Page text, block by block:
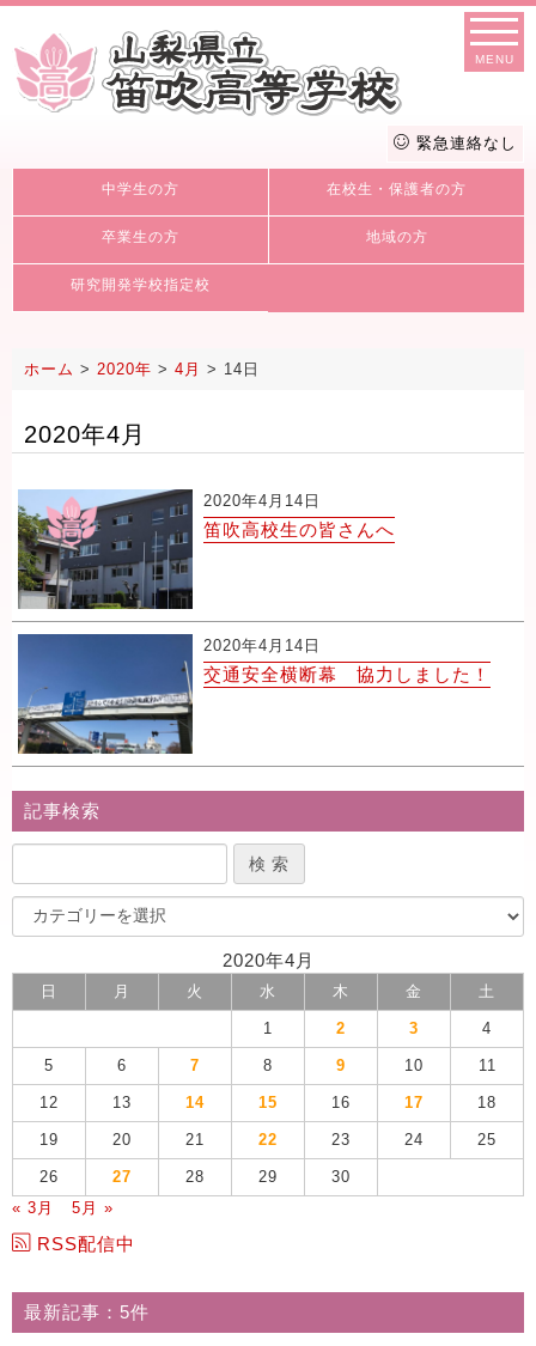
MENU
緊急連絡なし
中学生の方 在校生・保護者の方
卒業生の方 地域の方
研究開発学校指定校
ホーム > 2020年 > 4月 > 14日
2020年4月
2020年4月14日
笛吹高校生の皆さんへ
2020年4月14日
交通安全横断幕 協力しました！
記事検索
2020年4月
日 月 火 水 木 金 土
1 2 3 4
5 6 7 8 9 10 11
12 13 14 15 16 17 18
19 20 21 22 23 24 25
26 27 28 29
30
« 3月
5月 »
RSS配信中
最新記事：5件